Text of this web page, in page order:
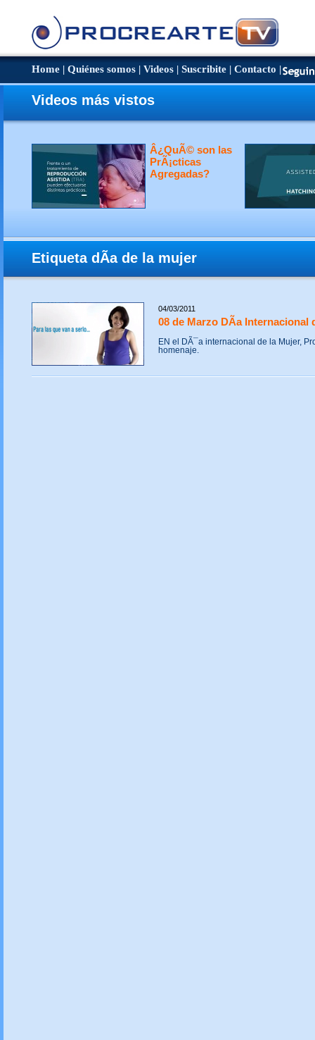
Home | Quiénes somos | Videos | Suscribite | Contacto |
Videos más vistos
Â¿QuÃ© son las
PrÃ¡cticas
Agregadas?
Etiqueta dÃ­a de la mujer
04/03/2011
08 de Marzo DÃ­a Internacional
EN el DÃ¯a internacional de la Mujer,
homenaje.